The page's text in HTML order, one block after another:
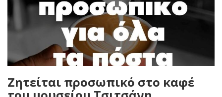
Ζητείται προσωπικό στο καφέ